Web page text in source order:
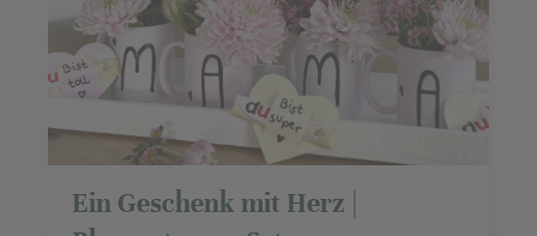
Ein Geschenk mit Herz |